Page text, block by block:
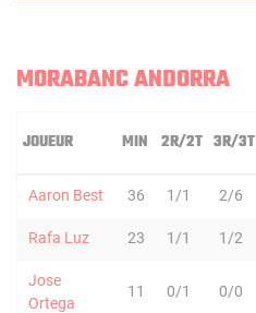
MORABANC ANDORRA
JOUEUR MIN 2R/2T 3R/3T
Aaron Best 36 1/1 2/6
Rafa Luz 23 1/1 1/2
Jose
Ortega
11 0/1 0/0